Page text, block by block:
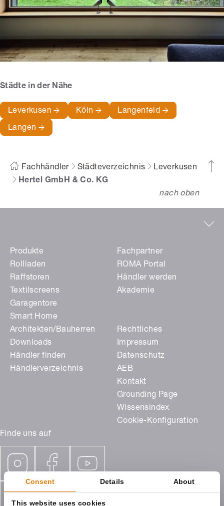
Consent Details About
This website uses cookies
Städte in der Nähe
Leverkusen Köln Langenfeld
Langen
Fachhändler Städteverzeichnis
Leverkusen
Hertel GmbH & Co. KG
nach oben
Finde uns auf
Produkte
Rollladen
Raffstoren
Textilscreens
Garagentore
Smart Home
Fachpartner
ROMA Portal
Händler werden
Akademie
Architekten/Bauherren
Downloads
Händler finden
Händlerverzeichnis
Rechtliches
Impressum
Datenschutz
AEB
Kontakt
Grounding Page
Wissensindex
Cookie-Konfiguration